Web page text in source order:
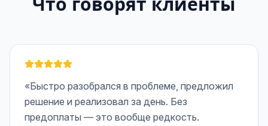
«Быстро разобрался в проблеме, предложил
решение и реализовал за день. Без
предоплаты — это вообще редкость.